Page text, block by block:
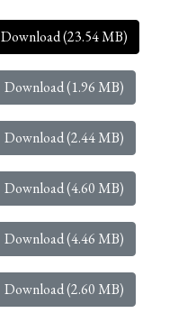
Download (23.54 MB)
Download (1.96 MB)
Download (2.44 MB)
Download (4.60 MB)
Download (4.46 MB)
Download (2.60 MB)